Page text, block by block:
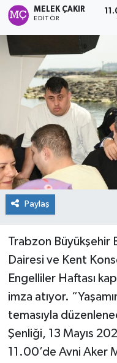
MELEK ÇAKIR
EDITÖR
Paylaş
Trabzon Büyükşehir
Dairesi ve Kent
Engelliler Haftası
imza atıyor.
temasıyla
Şenliği, 13 Mayıs
11.00’de Avni Aker